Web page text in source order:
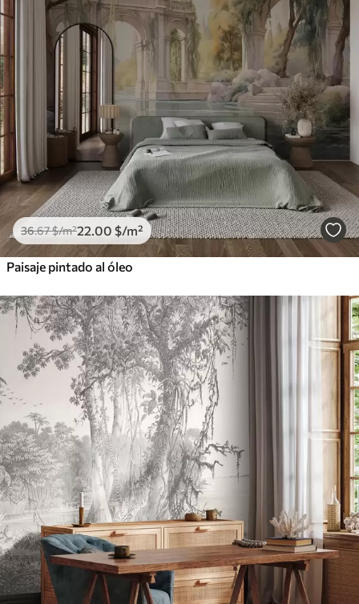
36.67$/m²22 .00 $/m²
Paisaje pintado al óleo